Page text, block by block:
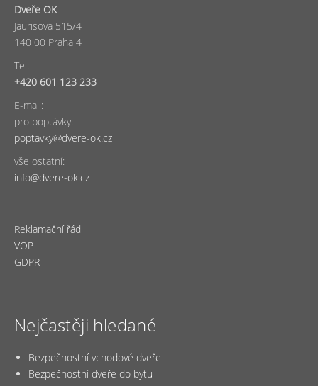
Dveře OK
Jaurisova 515/4
140 00 Praha 4
Tel:
+420 601 123 233
E-mail:
pro poptávky:
poptavky@dvere-ok.cz
vše ostatní:
info@dvere-ok.cz
Reklamační řád
VOP
GDPR
Nejčastěji hledané
Bezpečnostní vchodové dveře
Bezpečnostní dveře do bytu